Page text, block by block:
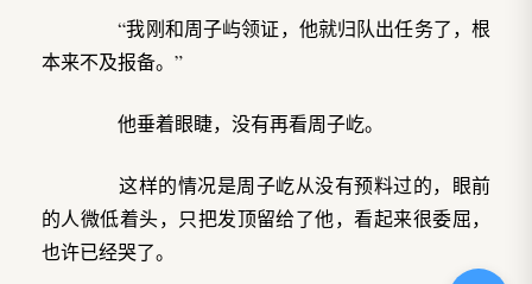
“我刚和周子屿领证，他就归队出任务了，根
本来不及报备。”
他垂着眼睫，没有再看周子屹。
这样的情况是周子屹从没有预料过的，眼前
的人微低着头，只把发顶留给了他，看起来很委屈，
也许已经哭了。